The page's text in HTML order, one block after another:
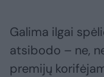
Galima ilgai
atsibodo – ne,
premijų